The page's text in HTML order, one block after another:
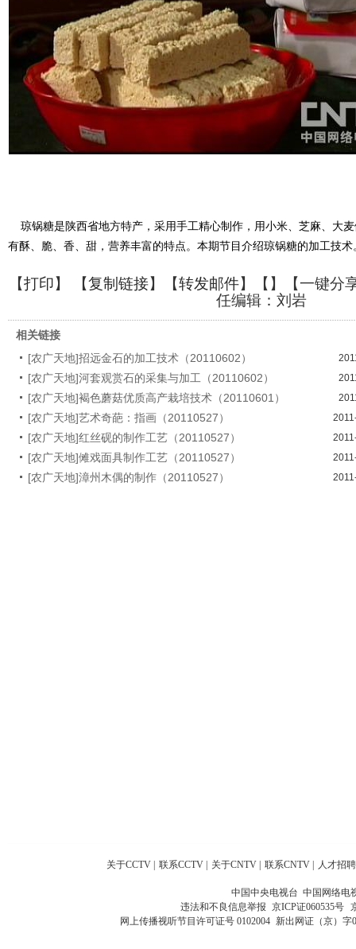
琼锅糖是陕西省地方特产，采用手工精心制作，用小米、芝麻、大
有酥、脆、香、甜，营养丰富的特点。本期节目介绍琼锅糖的加工技术
【打印】 【复制链接】【转发邮件】【 】
【一键分
任编辑：刘岩
相关链接
[农广天地]招远金石的加工技术（20110602）
[农广天地]河套观赏石的采集与加工（20110602）
[农广天地]褐色蘑菇优质高产栽培技术（20110601）
[农广天地]艺术奇葩：指画（20110527）
[农广天地]红丝砚的制作工艺（20110527）
[农广天地]傩戏面具制作工艺（20110527）
[农广天地]漳州木偶的制作（20110527）
关于CCTV 联系CCTV 关于CNTV 联系CNTV 人才招聘
中国中央电视台 中国网络电
违法和不良信息举报 京ICP证060535号
网上传播视听节目许可证号 0102004 新出网证（京）